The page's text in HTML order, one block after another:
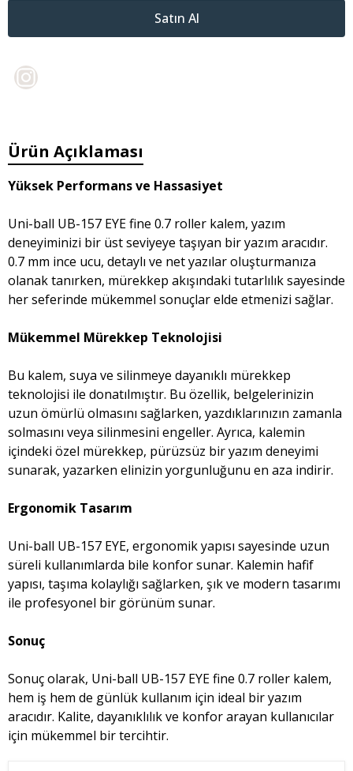
Satın Al
Ürün Açıklaması
Yüksek Performans ve Hassasiyet
Uni-ball UB-157 EYE fine 0.7 roller kalem, yazım
deneyiminizi bir üst seviyeye taşıyan bir yazım aracıdır.
0.7 mm ince ucu, detaylı ve net yazılar oluşturmanıza
olanak tanırken, mürekkep akışındaki tutarlılık sayesinde
her seferinde mükemmel sonuçlar elde etmenizi sağlar.
Mükemmel Mürekkep Teknolojisi
Bu kalem, suya ve silinmeye dayanıklı mürekkep
teknolojisi ile donatılmıştır. Bu özellik, belgelerinizin
uzun ömürlü olmasını sağlarken, yazdıklarınızın zamanla
solmasını veya silinmesini engeller. Ayrıca, kalemin
içindeki özel mürekkep, pürüzsüz bir yazım deneyimi
sunarak, yazarken elinizin yorgunluğunu en aza indirir.
Ergonomik Tasarım
Uni-ball UB-157 EYE, ergonomik yapısı sayesinde uzun
süreli kullanımlarda bile konfor sunar. Kalemin hafif
yapısı, taşıma kolaylığı sağlarken, şık ve modern tasarımı
ile profesyonel bir görünüm sunar.
Sonuç
Sonuç olarak, Uni-ball UB-157 EYE fine 0.7 roller kalem,
hem iş hem de günlük kullanım için ideal bir yazım
aracıdır. Kalite, dayanıklılık ve konfor arayan kullanıcılar
için mükemmel bir tercihtir.